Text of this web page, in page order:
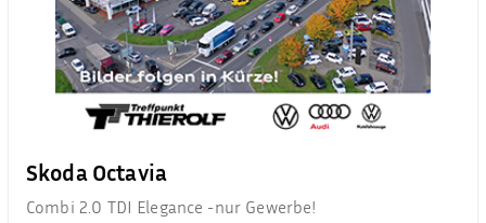
Skoda Octavia
Combi 2.0 TDI Elegance -nur Gewerbe!